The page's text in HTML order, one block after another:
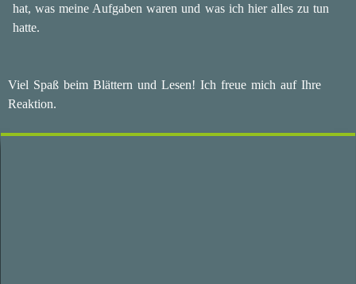
hat, was meine Aufgaben waren und was ich hier alles zu tun
hatte.
Viel Spaß beim Blättern und Lesen! Ich freue mich auf Ihre
Reaktion.